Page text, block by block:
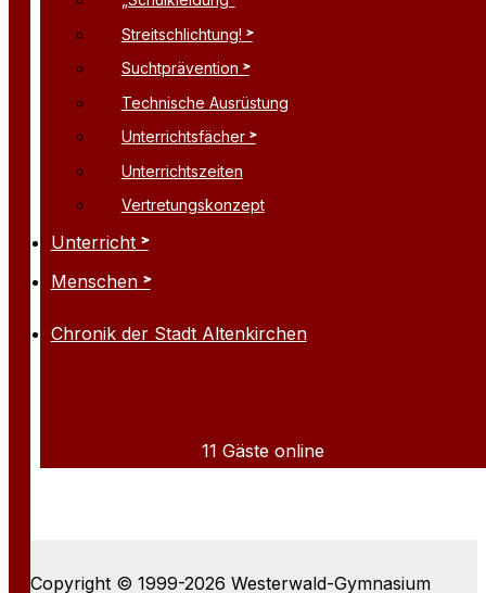
Streitschlichtung!
Suchtprävention
Technische Ausrüstung
Unterrichtsfächer
Unterrichtszeiten
Vertretungskonzept
Unterricht
Menschen
Chronik der Stadt Altenkirchen
11 Gäste online
Copyright © 1999-2026 Westerwald-Gymnasium